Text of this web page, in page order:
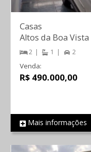
REF 1336
Casas
Altos da Boa Vista
2 1 2
Venda:
R$ 490.000,00
Mais informações